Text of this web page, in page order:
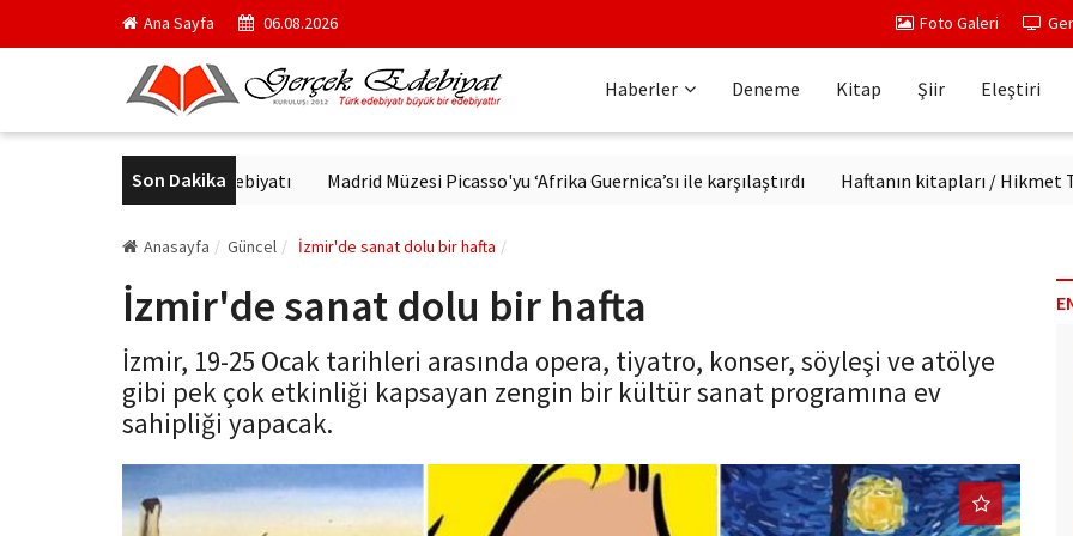
Ana Sayfa 06.08.2026 Foto Galeri
Haberler Deneme Kitap Şiir Eleştiri
Son Dakika
Modern Alman Edebiyatı Madrid Müzesi Picasso'yu ‘Afrika Guernica’sı ile karşılaştırdı Haftanın kitapları / Hikmet Temel
Anasayfa Güncel İzmir'de sanat dolu bir hafta
İzmir'de sanat dolu bir hafta
İzmir, 19-25 Ocak tarihleri arasında opera, tiyatro, konser, söyleşi ve atölye
gibi pek çok etkinliği kapsayan zengin bir kültür sanat programına ev
sahipliği yapacak.